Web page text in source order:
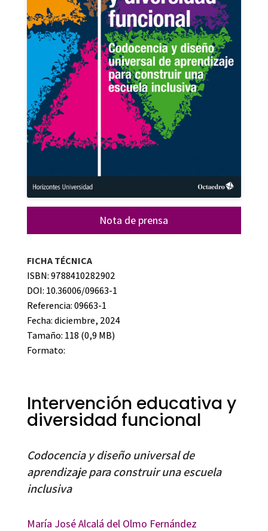
Nota de prensa
FICHA TÉCNICA
ISBN: 9788410282902
DOI: 10.36006/09663-1
Referencia: 09663-1
Fecha: diciembre, 2024
Tamaño: 118 (0,9 MB)
Formato:
Intervención educativa y
diversidad funcional
Codocencia y diseño universal de
aprendizaje para construir una escuela
inclusiva
María José Alcalá del Olmo Fernández